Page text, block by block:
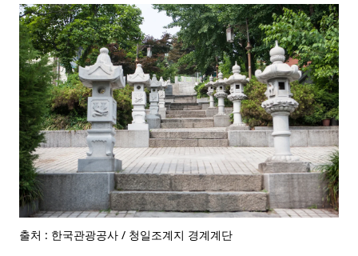
출처 : 한국관광공사 / 청일조계지 경계계단